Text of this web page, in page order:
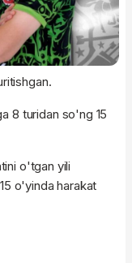
8 turidan so'ng 15
o'tgan yili
o'yinda harakat